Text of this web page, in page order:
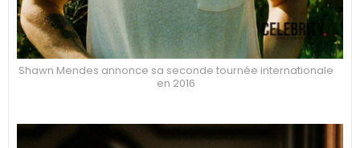
Shawn Mendes annonce sa seconde tournée internationale
en 2016